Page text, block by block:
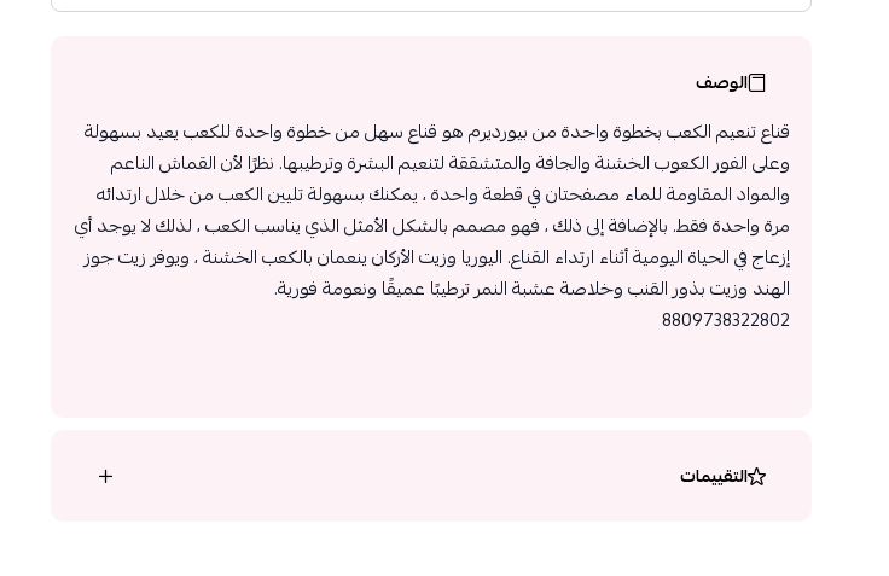
الوصف
قناع تنعيم الكعب بخطوة واحدة من بيورديرم هو قناع سهل من خطوة واحدة للكعب يعيد بسهولة
وعلى الفور الكعوب الخشنة والجافة والمتشققة لتنعيم البشرة وترطيبها. نظرًا لأن القماش الناعم
والمواد المقاومة للماء مصفحتان في قطعة واحدة ، يمكنك بسهولة تليين الكعب من خلال ارتدائه
مرة واحدة فقط. بالإضافة إلى ذلك ، فهو مصمم بالشكل الأمثل الذي يناسب الكعب ، لذلك لا يوجد أي
إزعاج في الحياة اليومية أثناء ارتداء القناع. اليوريا وزيت الأركان ينعمان بالكعب الخشنة ، ويوفر زيت جوز
الهند وزيت بذور القنب وخلاصة عشبة النمر ترطيبًا عميقًا ونعومة فورية.
8809738322802
التقييمات